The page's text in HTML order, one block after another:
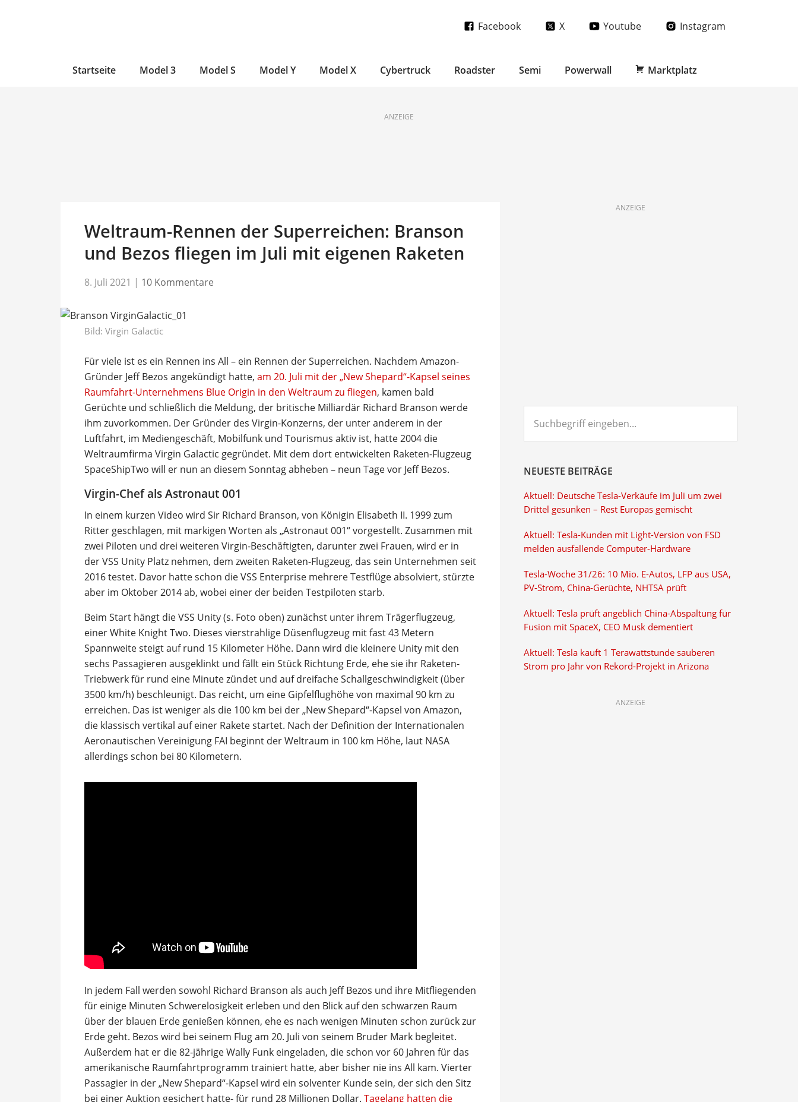
Facebook X Youtube Instagram
Startseite Model 3 Model S Model Y Model X Cybertruck Roadster Semi Powerwall Marktplatz
ANZEIGE
Weltraum-Rennen der Superreichen: Branson
und Bezos fliegen im Juli mit eigenen Raketen
8. Juli 2021 | 10 Kommentare
Bild: Virgin Galactic
Für viele ist es ein Rennen ins All – ein Rennen der Superreichen. Nachdem Amazon-
Gründer Jeff Bezos angekündigt hatte, am 20. Juli mit der „New Shepard“-Kapsel seines
Raumfahrt-Unternehmens Blue Origin in den Weltraum zu fliegen, kamen bald
Gerüchte und schließlich die Meldung, der britische Milliardär Richard Branson werde
ihm zuvorkommen. Der Gründer des Virgin-Konzerns, der unter anderem in der
Luftfahrt, im Mediengeschäft, Mobilfunk und Tourismus aktiv ist, hatte 2004 die
Weltraumfirma Virgin Galactic gegründet. Mit dem dort entwickelten Raketen-Flugzeug
SpaceShipTwo will er nun an diesem Sonntag abheben – neun Tage vor Jeff Bezos.
Virgin-Chef als Astronaut 001
In einem kurzen Video wird Sir Richard Branson, von Königin Elisabeth II. 1999 zum
Ritter geschlagen, mit markigen Worten als „Astronaut 001“ vorgestellt. Zusammen mit
zwei Piloten und drei weiteren Virgin-Beschäftigten, darunter zwei Frauen, wird er in
der VSS Unity Platz nehmen, dem zweiten Raketen-Flugzeug, das sein Unternehmen seit
2016 testet. Davor hatte schon die VSS Enterprise mehrere Testflüge absolviert, stürzte
aber im Oktober 2014 ab, wobei einer der beiden Testpiloten starb.
Beim Start hängt die VSS Unity (s. Foto oben) zunächst unter ihrem Trägerflugzeug,
einer White Knight Two. Dieses vierstrahlige Düsenflugzeug mit fast 43 Metern
Spannweite steigt auf rund 15 Kilometer Höhe. Dann wird die kleinere Unity mit den
sechs Passagieren ausgeklinkt und fällt ein Stück Richtung Erde, ehe sie ihr Raketen-
Triebwerk für rund eine Minute zündet und auf dreifache Schallgeschwindigkeit (über
3500 km/h) beschleunigt. Das reicht, um eine Gipfelflughöhe von maximal 90 km zu
erreichen. Das ist weniger als die 100 km bei der „New Shepard“-Kapsel von Amazon,
die klassisch vertikal auf einer Rakete startet. Nach der Definition der Internationalen
Aeronautischen Vereinigung FAI beginnt der Weltraum in 100 km Höhe, laut NASA
allerdings schon bei 80 Kilometern.
In jedem Fall werden sowohl Richard Branson als auch Jeff Bezos und ihre Mitfliegenden
für einige Minuten Schwerelosigkeit erleben und den Blick auf den schwarzen Raum
über der blauen Erde genießen können, ehe es nach wenigen Minuten schon zurück zur
Erde geht. Bezos wird bei seinem Flug am 20. Juli von seinem Bruder Mark begleitet.
Außerdem hat er die 82-jährige Wally Funk eingeladen, die schon vor 60 Jahren für das
amerikanische Raumfahrtprogramm trainiert hatte, aber bisher nie ins All kam. Vierter
Passagier in der „New Shepard“-Kapsel wird ein solventer Kunde sein, der sich den Sitz
bei einer Auktion gesichert hatte- für rund 28 Millionen Dollar. Tagelang hatten die
ANZEIGE
eingeben...
NEUESTE BEITRÄGE
Aktuell: Deutsche Tesla-Verkäufe im Juli um zwei
Drittel gesunken – Rest Europas gemischt
Aktuell: Tesla-Kunden mit Light-Version von FSD
melden ausfallende Computer-Hardware
Tesla-Woche 31/26: 10 Mio. E-Autos, LFP aus USA,
PV-Strom, China-Gerüchte, NHTSA prüft
Aktuell: Tesla prüft angeblich China-Abspaltung für
Fusion mit SpaceX, CEO Musk dementiert
Aktuell: Tesla kauft 1 Terawattstunde sauberen
Strom pro Jahr von Rekord-Projekt in Arizona
ANZEIGE